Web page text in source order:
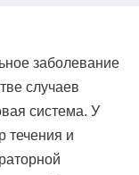
заболевание
случаев
система. У
течения и